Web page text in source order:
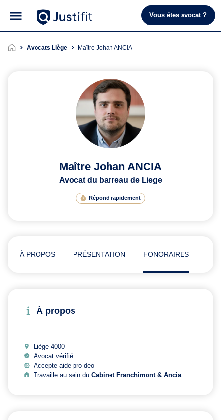
Vous êtes avocat ?
Avocats Liège Maître Johan ANCIA
Maître Johan ANCIA
Avocat du barreau de Liege
Répond rapidement
À PROPOS PRÉSENTATION HONORAIRES
À propos
Liège 4000
Avocat vérifié
Accepte aide pro deo
Travaille au sein du Cabinet Franchimont & Ancia